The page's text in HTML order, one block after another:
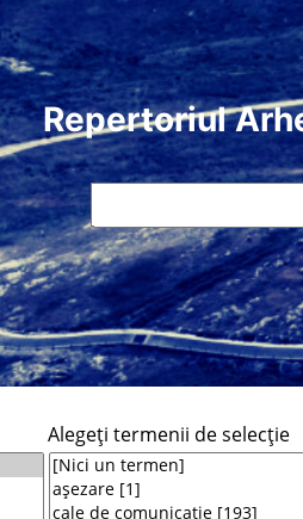
Repertoriul
Alegeţi termenii de selecţie